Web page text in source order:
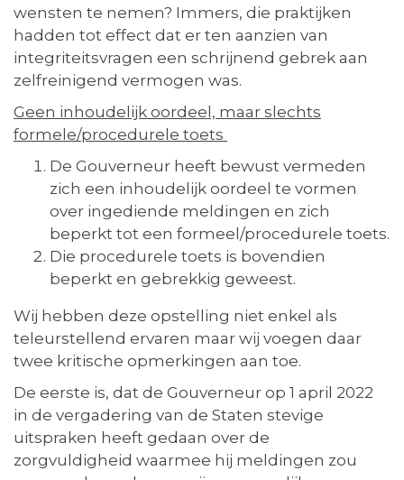
wensten te nemen? Immers, die praktijken
hadden tot effect dat er ten aanzien van
integriteitsvragen een schrijnend gebrek aan
zelfreinigend vermogen was.
Geen inhoudelijk oordeel, maar slechts
formele/procedurele toets
De Gouverneur heeft bewust vermeden
zich een inhoudelijk oordeel te vormen
over ingediende meldingen en zich
beperkt tot een formeel/procedurele toets.
Die procedurele toets is bovendien
beperkt en gebrekkig geweest.
Wij hebben deze opstelling niet enkel als
teleurstellend ervaren maar wij voegen daar
twee kritische opmerkingen aan toe.
De eerste is, dat de Gouverneur op 1 april 2022
in de vergadering van de Staten stevige
uitspraken heeft gedaan over de
zorgvuldigheid waarmee hij meldingen zou